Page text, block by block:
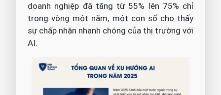
doanh nghiệp đã tăng từ 55% lên 75% chỉ
trong vòng một năm, một con số cho thấy
sự chấp nhận nhanh chóng của thị trường với
AI.